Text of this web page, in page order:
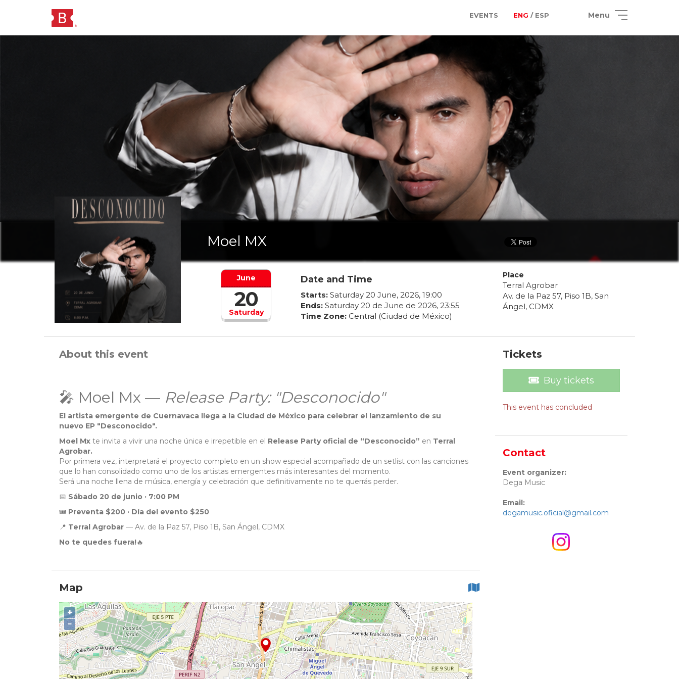
EVENTS ENG / ESP Menu
Moel MX
Saturday
June
20
Date and Time
Starts: Saturday 20 June, 2026, 19:00
Ends: Saturday 20 de June de 2026, 23:55
Time Zone: Central (Ciudad de México)
Place
Terral Agrobar
Av. de la Paz 57, Piso 1B, San
Ángel, CDMX
About this event
🎤 Moel Mx — Release Party: "Desconocido"
El artista emergente de Cuernavaca llega a la Ciudad de México para celebrar el lanzamiento de su
nuevo EP "Desconocido".
Moel Mx te invita a vivir una noche única e irrepetible en el Release Party oficial de “Desconocido” en Terral
Agrobar.
Por primera vez, interpretará el proyecto completo en un show especial acompañado de un setlist con las canciones
que lo han consolidado como uno de los artistas emergentes más interesantes del momento.
Será una noche llena de música, energía y celebración que definitivamente no te querrás perder.
📅 Sábado 20 de junio · 7:00 PM
🎟️ Preventa $200 · Día del evento $250
📍 Terral Agrobar — Av. de la Paz 57, Piso 1B, San Ángel, CDMX
No te quedes fuera!🔥
Map
+
−
Tickets
Buy tickets
This event has concluded
Contact
Event organizer:
Dega Music
Email:
degamusic.oficial@gmail.com